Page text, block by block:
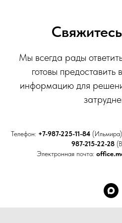
Мы всегда рады
готовы
информацию для
Телефон: +7-987-225-11-84 (Ильмира),
987-215-22-28
Электронная почта: